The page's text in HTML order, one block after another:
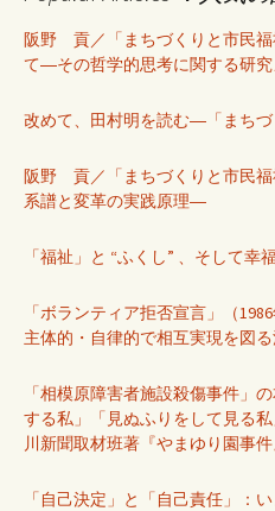
阪野 貢／「まちづくりと市民
て―その哲学的思考に関する研
改めて、田村明を読む―「まち
阪野 貢／「まちづくりと市民
系譜と変革の実践原理―
「福祉」と “ふくし” 、そして幸
「ボランティア拒否宣言」（
主体的・自律的で相互実現を図
「相模原障害者施設殺傷事件」
する私」「見ぬふりをして見る
川新聞取材班著『やまゆり園事
「自己決定」と「自己責任」：